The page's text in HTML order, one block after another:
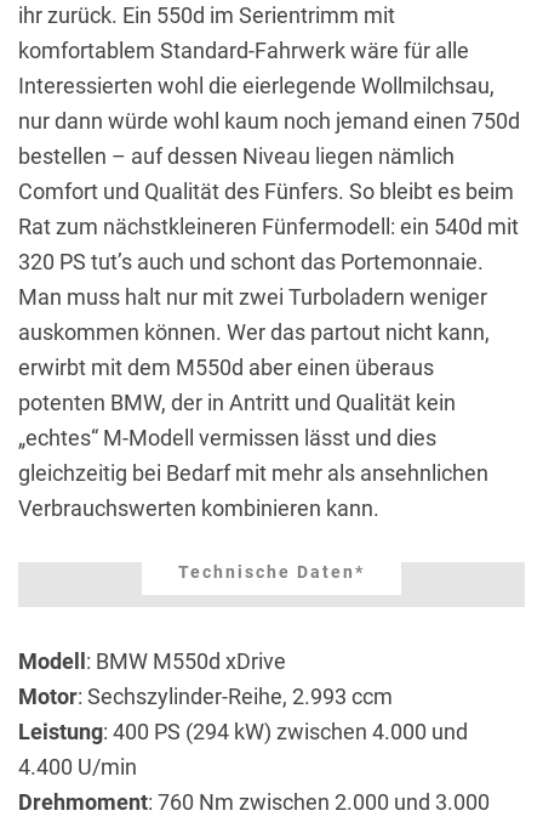
ihr zurück. Ein 550d im Serientrimm mit
komfortablem Standard-Fahrwerk wäre für alle
Interessierten wohl die eierlegende Wollmilchsau,
nur dann würde wohl kaum noch jemand einen 750d
bestellen – auf dessen Niveau liegen nämlich
Comfort und Qualität des Fünfers. So bleibt es beim
Rat zum nächstkleineren Fünfermodell: ein 540d mit
320 PS tut’s auch und schont das Portemonnaie.
Man muss halt nur mit zwei Turboladern weniger
auskommen können. Wer das partout nicht kann,
erwirbt mit dem M550d aber einen überaus
potenten BMW, der in Antritt und Qualität kein
„echtes“ M-Modell vermissen lässt und dies
gleichzeitig bei Bedarf mit mehr als ansehnlichen
Verbrauchswerten kombinieren kann.
Technische Daten*
Modell : BMW M550d xDrive
Motor: Sechszylinder-Reihe, 2.993 ccm
Leistung: 400 PS (294 kW) zwischen 4.000 und
4.400 U/min
Drehmoment: 760 Nm zwischen 2.000 und 3.000